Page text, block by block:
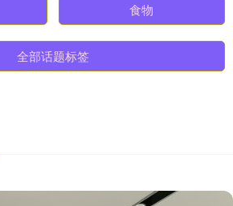
食物
全部话题标签